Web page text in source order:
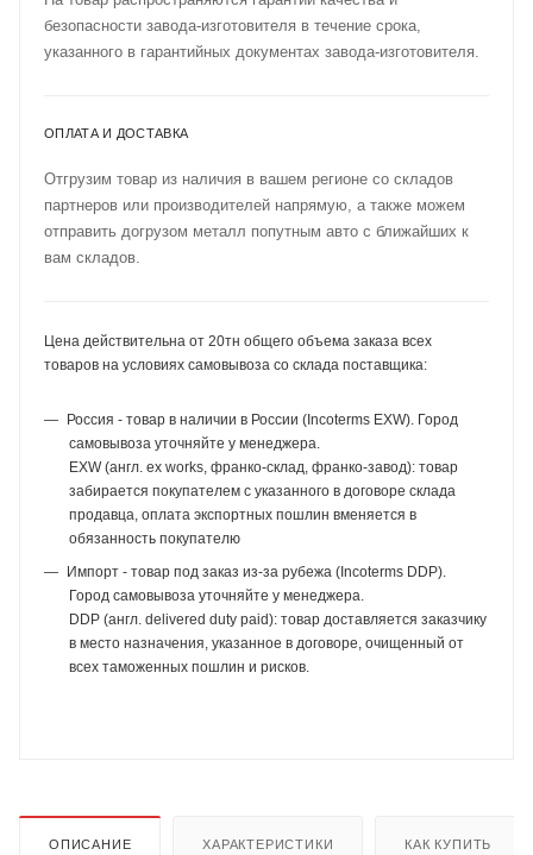
безопасности завода-изготовителя в течение срока,
указанного в гарантийных документах завода-изготовителя.
ОПЛАТА И ДОСТАВКА
Отгрузим товар из наличия в вашем регионе со складов
партнеров или производителей напрямую, а также можем
отправить догрузом металл попутным авто с ближайших к
вам складов.
Цена действительна от 20тн общего объема заказа всех
товаров на условиях самовывоза со склада поставщика:
Россия - товар в наличии в России (Incoterms EXW). Город
самовывоза уточняйте у менеджера.
EXW (англ. ex works, франко-склад, франко-завод): товар
забирается покупателем с указанного в договоре склада
продавца, оплата экспортных пошлин вменяется в
обязанность покупателю
Импорт - товар под заказ из-за рубежа (Incoterms DDP).
Город самовывоза уточняйте у менеджера.
DDP (англ. delivered duty paid): товар доставляется заказчику
в место назначения, указанное в договоре, очищенный от
всех таможенных пошлин и рисков.
ОПИСАНИЕ ХАРАКТЕРИСТИКИ КАК КУПИТЬ